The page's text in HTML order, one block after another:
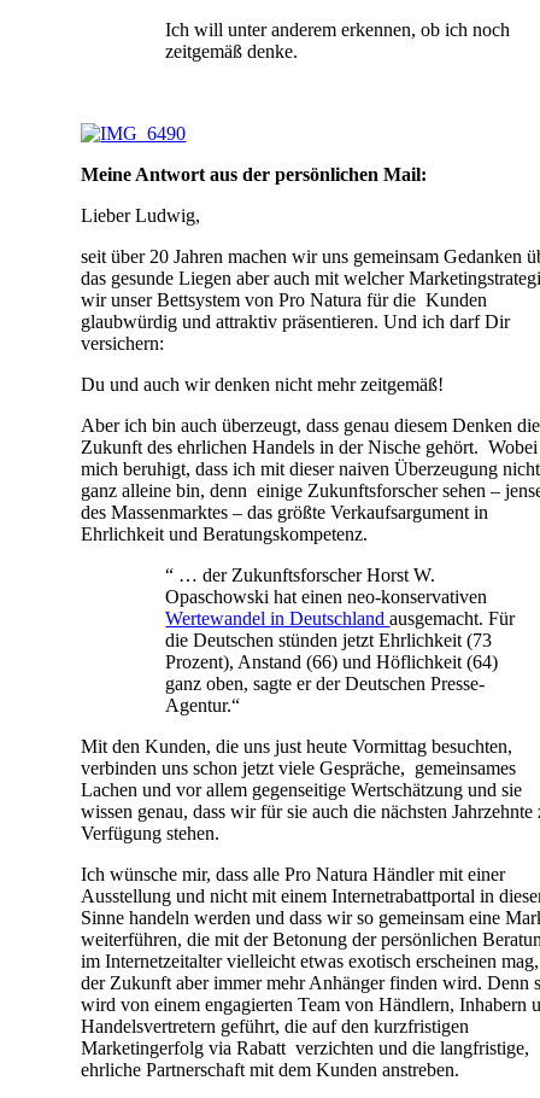
Ich will unter anderem erkennen, ob ich noch
zeitgemäß denke.
Meine Antwort aus der persönlichen Mail:
Lieber Ludwig,
seit über 20 Jahren machen wir uns gemeinsam Gedanken
das gesunde Liegen aber auch mit welcher
wir unser Bettsystem von Pro Natura für die Kunden
glaubwürdig und attraktiv präsentieren. Und ich darf Dir
versichern:
Du und auch wir denken nicht mehr zeitgemäß!
Aber ich bin auch überzeugt, dass genau diesem Denken die
Zukunft des ehrlichen Handels in der Nische gehört.
mich beruhigt, dass ich mit dieser naiven Überzeugung nicht
ganz alleine bin, denn einige Zukunftsforscher sehen –
des Massenmarktes – das größte Verkaufsargument in
Ehrlichkeit und Beratungskompetenz.
“ … der Zukunftsforscher Horst W.
Opaschowski hat einen neo-konservativen
Wertewandel in Deutschlandausgemacht. Für
die Deutschen stünden jetzt Ehrlichkeit (73
Prozent), Anstand (66) und Höflichkeit (64)
ganz oben, sagte er der Deutschen Presse-
Agentur.“
Mit den Kunden, die uns just heute Vormittag besuchten,
verbinden uns schon jetzt viele Gespräche, gemeinsames
Lachen und vor allem gegenseitige Wertschätzung und sie
wissen genau, dass wir für sie auch die nächsten Jahrzehnte
Verfügung stehen.
Ich wünsche mir, dass alle Pro Natura Händler mit einer
Ausstellung und nicht mit einem Internetrabattportal in
Sinne handeln werden und dass wir so gemeinsam eine
weiterführen, die mit der Betonung der persönlichen
im Internetzeitalter vielleicht etwas exotisch erscheinen
der Zukunft aber immer mehr Anhänger finden wird. Denn
wird von einem engagierten Team von Händlern, Inhabern
Handelsvertretern geführt, die auf den kurzfristigen
Marketingerfolg via Rabatt verzichten und die langfristige,
ehrliche Partnerschaft mit dem Kunden anstreben.